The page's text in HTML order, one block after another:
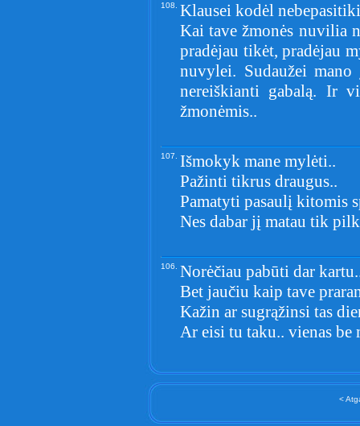
108. Klausei kodėl
Kai tave žmonės nuvilia
pradėjau tikėt, pradėjau
nuvylei. Sudaužei
nereiškianti gabalą. Ir
žmonėmis..
107. Išmokyk mane mylėti..
Pažinti tikrus draugus..
Pamatyti pasaulį kitomis
Nes dabar jį matau tik
106. Norėčiau pabūti dar
Bet jaučiu kaip tave
Kažin ar sugrąžinsi tas
Ar eisi tu taku.. vienas be
<